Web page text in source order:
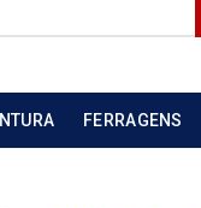
FERRAGENS